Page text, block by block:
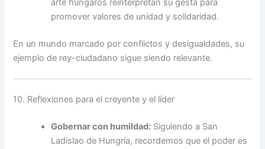
arte húngaros reinterpretan su gesta para
promover valores de unidad y solidaridad.
En un mundo marcado por conflictos y desigualdades, su
ejemplo de rey-ciudadano sigue siendo relevante.
10. Reflexiones para el creyente y el líder
Gobernar con humildad: Siguiendo a San
Ladislao de Hungría, recordemos que el poder es